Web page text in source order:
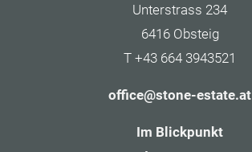
Unterstrass 234
6416 Obsteig
T +43 664 3943521
office@stone-estate.at
Im Blickpunkt